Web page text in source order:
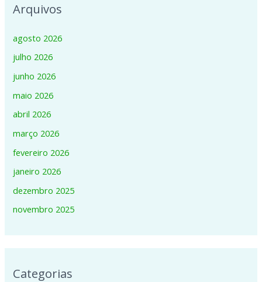
Arquivos
agosto 2026
julho 2026
junho 2026
maio 2026
abril 2026
março 2026
fevereiro 2026
janeiro 2026
dezembro 2025
novembro 2025
Categorias